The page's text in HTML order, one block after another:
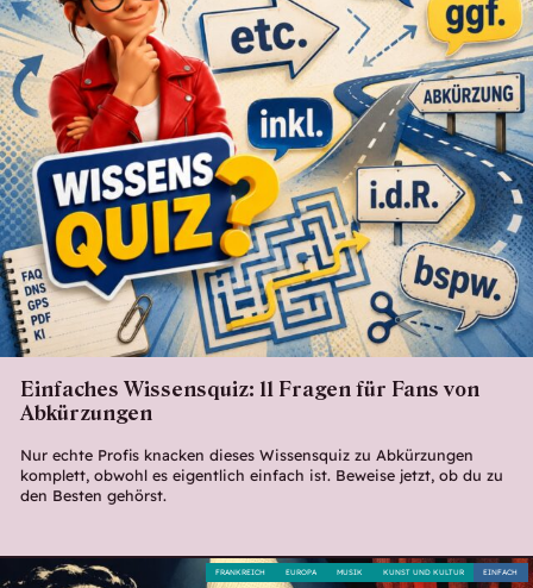
Einfaches Wissensquiz: 11 Fragen für Fans von
Abkürzungen
Nur echte Profis knacken dieses Wissensquiz zu Abkürzungen
komplett, obwohl es eigentlich einfach ist. Beweise jetzt, ob du zu
den Besten gehörst.
EINFACH
KUNST UND KULTUR
MUSIK
EUROPA
FRANKREICH